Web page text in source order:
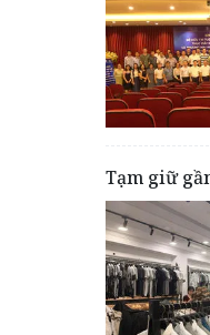
Tạm giữ